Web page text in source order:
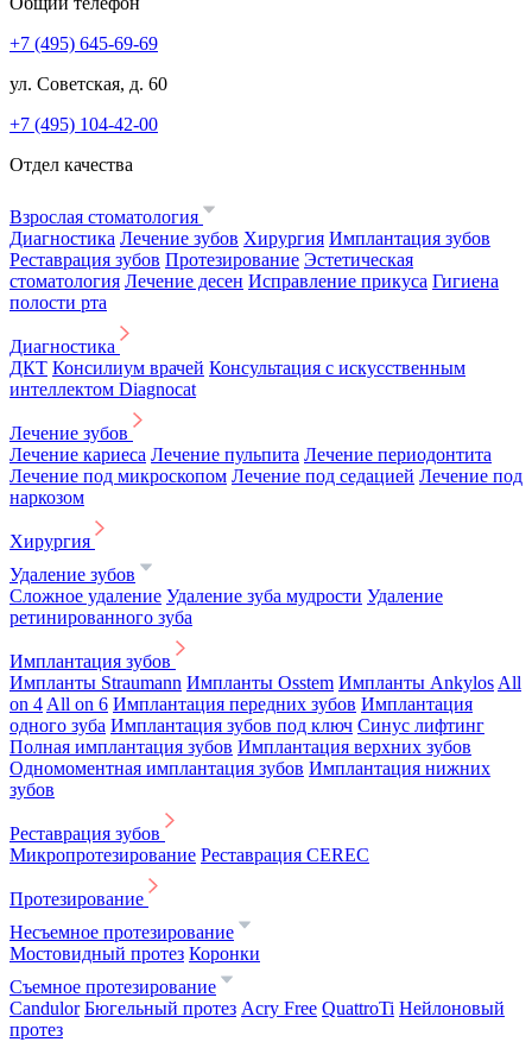
+7 (495) 645-69-69
ул. Советская, д. 60
+7 (495) 104-42-00
Отдел качества
Взрослая стоматология
Диагностика Лечение зубов Хирургия Имплантация зубов
Реставрация зубов Протезирование Эстетическая
стоматология Лечение десен Исправление прикуса Гигиена
полости рта
Диагностика
ДКТ Консилиум врачей Консультация с искусственным
интеллектом Diagnocat
Лечение зубов
Лечение кариеса Лечение пульпита Лечение периодонтита
Лечение под микроскопом Лечение под седацией Лечение под
наркозом
Хирургия
Удаление зубов
Сложное удаление Удаление зуба мудрости Удаление
ретинированного зуба
Имплантация зубов
Импланты Straumann Импланты Osstem Импланты Ankylos All
on 4 All on 6 Имплантация передних зубов Имплантация
одного зуба Имплантация зубов под ключ Синус лифтинг
Полная имплантация зубов Имплантация верхних зубов
Одномоментная имплантация зубов Имплантация нижних
зубов
Реставрация зубов
Микропротезирование Реставрация CEREC
Протезирование
Несъемное протезирование
Мостовидный протез Коронки
Съемное протезирование
Candulor Бюгельный протез Acry Free QuattroTi Нейлоновый
протез